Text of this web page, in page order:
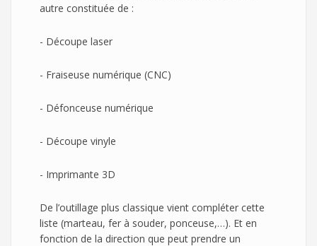
autre constituée de :
- Découpe laser
- Fraiseuse numérique (CNC)
- Défonceuse numérique
- Découpe vinyle
- Imprimante 3D
De l’outillage plus classique vient compléter cette
liste (marteau, fer à souder, ponceuse,…). Et en
fonction de la direction que peut prendre un